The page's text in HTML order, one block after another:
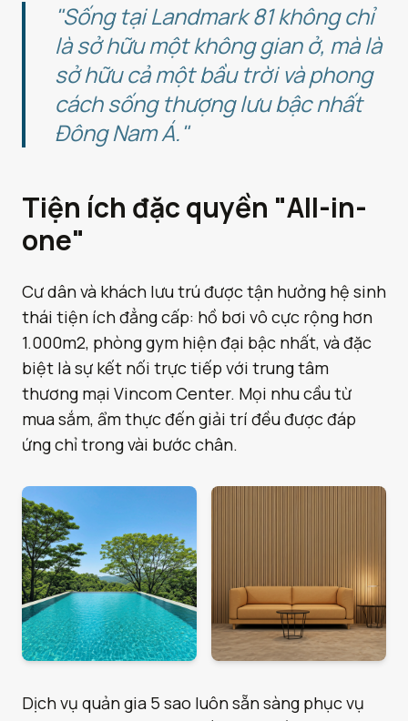
"Sống tại Landmark 81 không chỉ
là sở hữu một không gian ở, mà là
sở hữu cả một bầu trời và phong
cách sống thượng lưu bậc nhất
Đông Nam Á."
Tiện ích đặc quyền "All-in-
one"
Cư dân và khách lưu trú được tận hưởng hệ sinh
thái tiện ích đẳng cấp: hồ bơi vô cực rộng hơn
1.000m2, phòng gym hiện đại bậc nhất, và đặc
biệt là sự kết nối trực tiếp với trung tâm
thương mại Vincom Center. Mọi nhu cầu từ
mua sắm, ẩm thực đến giải trí đều được đáp
ứng chỉ trong vài bước chân.
Dịch vụ quản gia 5 sao luôn sẵn sàng phục vụ